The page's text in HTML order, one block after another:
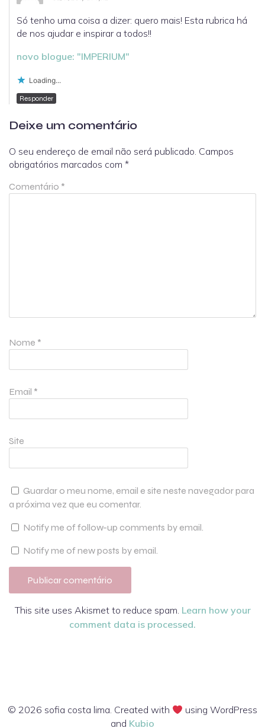
Só tenho uma coisa a dizer: quero mais! Esta rubrica há
de nos ajudar e inspirar a todos!!
novo blogue: "IMPERIUM"
Loading...
Responder
Deixe um comentário
O seu endereço de email não será publicado. Campos
obrigatórios marcados com *
Comentário *
Nome *
Email *
Site
Guardar o meu nome, email e site neste navegador para
a próxima vez que eu comentar.
Notify me of follow-up comments by email.
Notify me of new posts by email.
This site uses Akismet to reduce spam. Learn how your
comment data is processed.
© 2026 sofia costa lima. Created with
using WordPress
and Kubio